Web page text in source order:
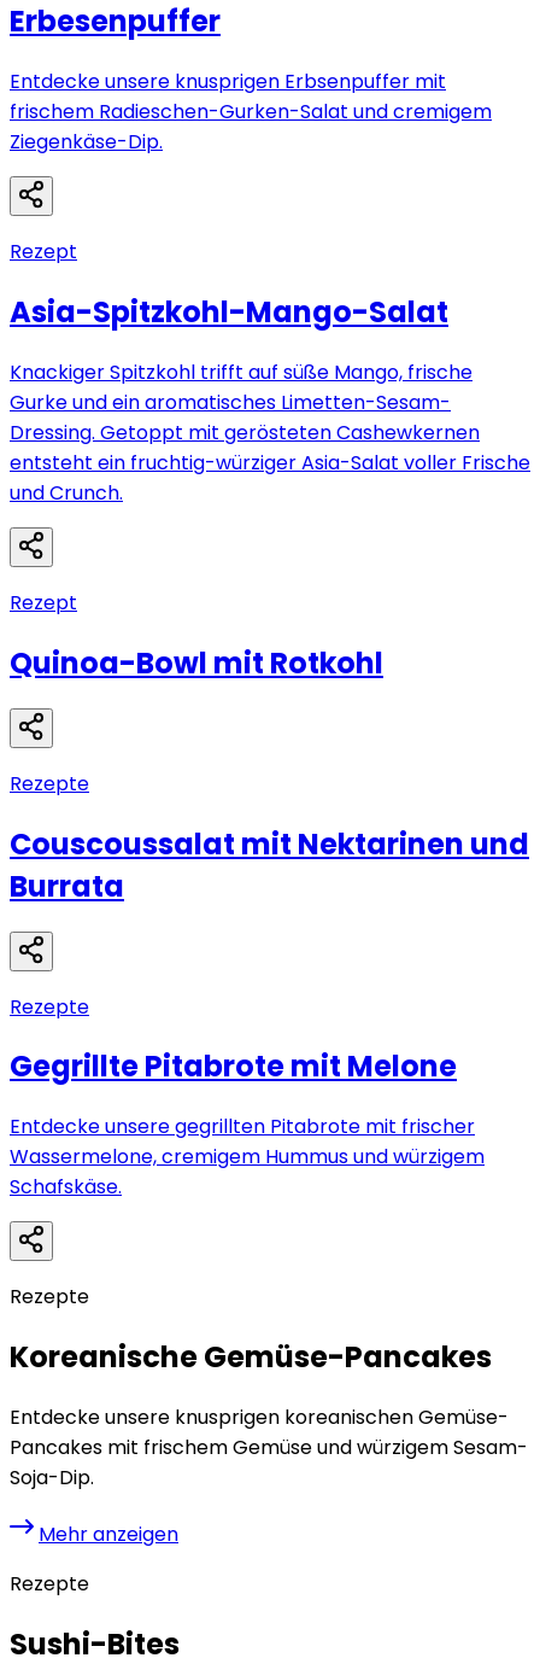
Erbesenpuffer
Entdecke unsere knusprigen Erbsenpuffer mit
frischem Radieschen-Gurken-Salat und cremigem
Ziegenkäse-Dip.
Rezept
Asia-Spitzkohl-Mango-Salat
Knackiger Spitzkohl trifft auf süße Mango, frische
Gurke und ein aromatisches Limetten-Sesam-
Dressing. Getoppt mit gerösteten Cashewkernen
entsteht ein fruchtig-würziger Asia-Salat voller Frische
und Crunch.
Rezept
Quinoa-Bowl mit Rotkohl
Rezepte
Couscoussalat mit Nektarinen und
Burrata
Rezepte
Gegrillte Pitabrote mit Melone
Entdecke unsere gegrillten Pitabrote mit frischer
Wassermelone, cremigem Hummus und würzigem
Schafskäse.
Rezepte
Koreanische Gemüse-Pancakes
Entdecke unsere knusprigen koreanischen Gemüse-
Pancakes mit frischem Gemüse und würzigem Sesam-
Soja-Dip.
Mehr anzeigen
Rezepte
Sushi-Bites